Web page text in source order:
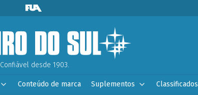
Confiável desde 1903.
Conteúdo de marca Suplementos Classificados